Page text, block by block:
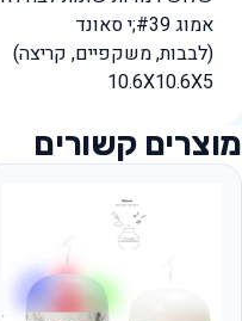
אמוג #39;י סאונד
(לבבות, משקפיים, קריצה)
10.6X10.6X5
מוצרים קשורים